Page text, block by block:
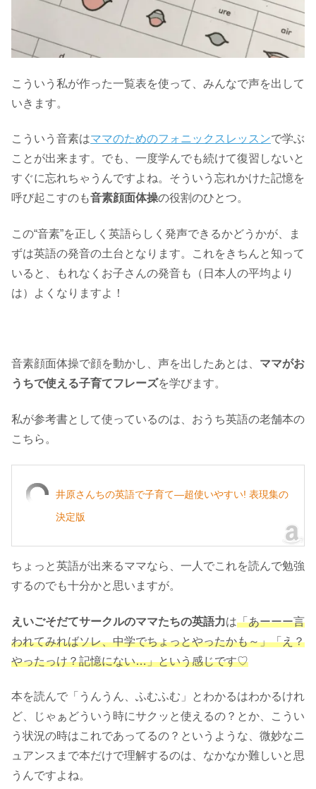
こういう私が作った一覧表を使って、みんなで声を出して
いきます。
こういう音素はママのためのフォニックスレッスンで学ぶ
ことが出来ます。でも、一度学んでも続けて復習しないと
すぐに忘れちゃうんですよね。そういう忘れかけた記憶を
呼び起こすのも音素顔面体操の役割のひとつ。
この“音素”を正しく英語らしく発声できるかどうかが、ま
ずは英語の発音の土台となります。これをきちんと知って
いると、もれなくお子さんの発音も（日本人の平均より
は）よくなりますよ！
音素顔面体操で顔を動かし、声を出したあとは、 ママがお
うちで使える子育てフレーズを学びます。
私が参考書として使っているのは、おうち英語の老舗本の
こちら。
井原さんちの英語で子育て―超使いやすい! 表現集の
決定版
ちょっと英語が出来るママなら、一人でこれを読んで勉強
するのでも十分かと思いますが。
えいごそだてサークルのママたちの英語力は「あーーー言
われてみればソレ、中学でちょっとやったかも～」「え？
やったっけ？記憶にない…」という感じです♡
本を読んで「うんうん、ふむふむ」とわかるはわかるけれ
ど、じゃぁどういう時にサクッと使えるの？とか、こうい
う状況の時はこれであってるの？というような、微妙なニ
ュアンスまで本だけで理解するのは、なかなか難しいと思
うんですよね。